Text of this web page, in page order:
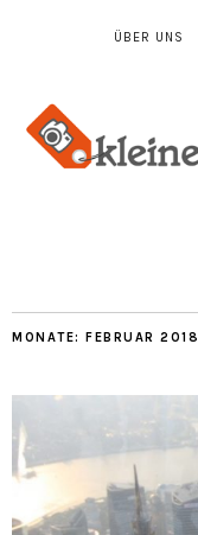
ÜBER UNS
MONATE: FEBRUAR 2018